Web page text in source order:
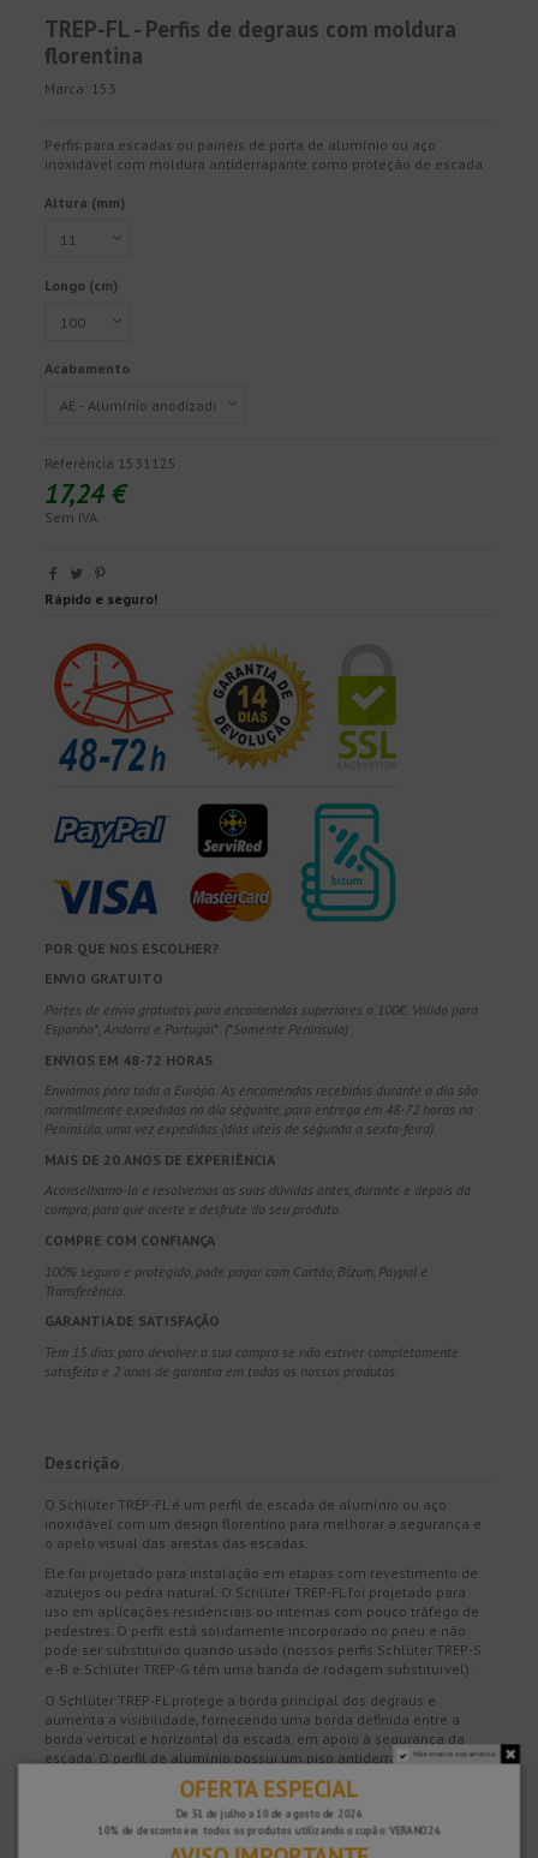
TREP-FL - Perfis de degraus com moldura
florentina
Marca: 153
Perfis para escadas ou painéis de porta de alumínio ou aço
inoxidável com moldura antiderrapante como proteção de escada.
Altura (mm)
Longo (cm)
Acabamento
Referência 1531125
17,24 €
Sem IVA
Rápido e seguro!
POR QUE NOS ESCOLHER?
ENVIO GRATUITO
Portes de envio gratuitos para encomendas superiores a 100€. Válido para
Espanha*, Andorra e Portugal*. (*Somente Península)
ENVIOS EM 48-72 HORAS
Enviamos para toda a Europa. As encomendas recebidas durante o dia são
normalmente expedidas no dia seguinte, para entrega em 48-72 horas na
Península, uma vez expedidas (dias úteis de segunda a sexta-feira).
MAIS DE 20 ANOS DE EXPERIÊNCIA
Aconselhamo-lo e resolvemos as suas dúvidas antes, durante e depois da
compra, para que acerte e desfrute do seu produto.
COMPRE COM CONFIANÇA
100% seguro e protegido, pode pagar com Cartão, Bizum, Paypal e
Transferência.
GARANTIA DE SATISFAÇÃO
Tem 15 dias para devolver a sua compra se não estiver completamente
satisfeito e 2 anos de garantia em todos os nossos produtos.
Descrição
O Schlüter TREP-FL é um perfil de escada de alumínio ou aço
inoxidável com um design florentino para melhorar a segurança e
o apelo visual das arestas das escadas.
Ele foi projetado para instalação em etapas com revestimento de
azulejos ou pedra natural. O Schlüter TREP-FL foi projetado para
uso em aplicações residenciais ou internas com pouco tráfego de
pedestres. O perfil está solidamente incorporado no pneu e não
pode ser substituído quando usado (nossos perfis Schlüter TREP-S
e -B e Schlüter TREP-G têm uma banda de rodagem substituível).
O Schlüter TREP-FL protege a borda principal dos degraus e
aumenta a visibilidade, fornecendo uma borda definida entre a
borda vertical e horizontal da escada, em apoio à segurança da
escada. O perfil de alumínio possui um piso antiderrapante
adicional. As tampas correspondentes estão disponíveis como
Não mostre novamente.
OFERTA ESPECIAL
De 31 de julho a 10 de agosto de 2026
10% de desconto em todos os produtos utilizando o cupão: VERANO26